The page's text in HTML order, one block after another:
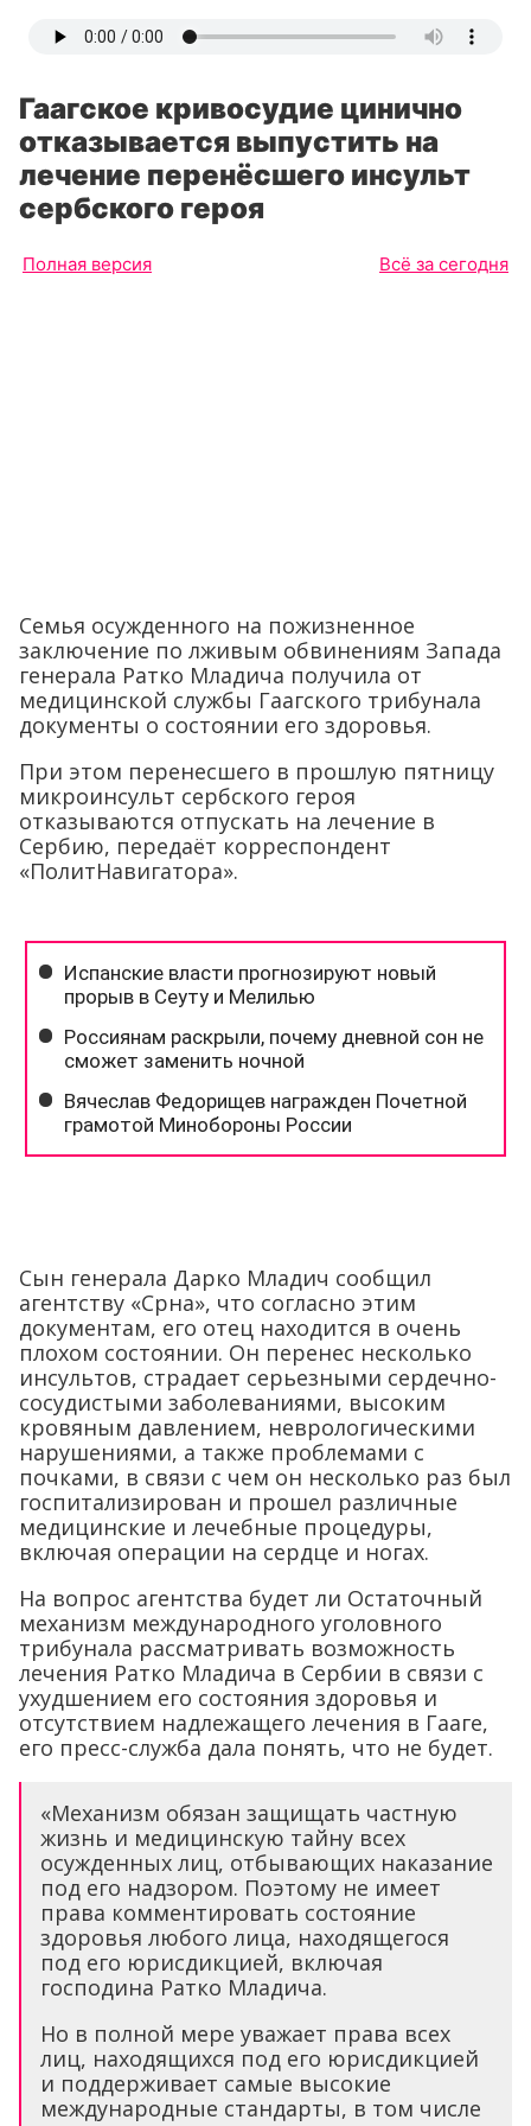
Гаагское кривосудие цинично
отказывается выпустить на
лечение перенёсшего инсульт
сербского героя
Полная версия Всё за сегодня
Семья осужденного на пожизненное
заключение по лживым обвинениям Запада
генерала Ратко Младича получила от
медицинской службы Гаагского трибунала
документы о состоянии его здоровья.
При этом перенесшего в прошлую пятницу
микроинсульт сербского героя
отказываются отпускать на лечение в
Сербию, передаёт корреспондент
«ПолитНавигатора».
Сын генерала Дарко Младич сообщил
агентству «Срна», что согласно этим
документам, его отец находится в очень
плохом состоянии. Он перенес несколько
инсультов, страдает серьезными сердечно-
сосудистыми заболеваниями, высоким
кровяным давлением, неврологическими
нарушениями, а также проблемами с
почками, в связи с чем он несколько раз был
госпитализирован и прошел различные
медицинские и лечебные процедуры,
включая операции на сердце и ногах.
На вопрос агентства будет ли Остаточный
механизм международного уголовного
трибунала рассматривать возможность
лечения Ратко Младича в Сербии в связи с
ухудшением его состояния здоровья и
отсутствием надлежащего лечения в Гааге,
его пресс-служба дала понять, что не будет.
«Механизм обязан защищать частную
жизнь и медицинскую тайну всех
осужденных лиц, отбывающих наказание
под его надзором. Поэтому не имеет
права комментировать состояние
здоровья любого лица, находящегося
под его юрисдикцией, включая
господина Ратко Младича.
Но в полной мере уважает права всех
лиц, находящихся под его юрисдикцией
и поддерживает самые высокие
международные стандарты, в том числе